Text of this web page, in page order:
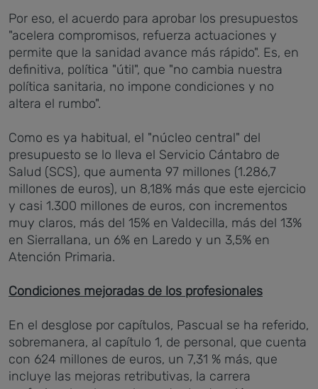
Por eso, el acuerdo para aprobar los presupuestos
"acelera compromisos, refuerza actuaciones y
permite que la sanidad avance más rápido". Es, en
definitiva, política "útil", que "no cambia nuestra
política sanitaria, no impone condiciones y no
altera el rumbo".
Como es ya habitual, el "núcleo central" del
presupuesto se lo lleva el Servicio Cántabro de
Salud (SCS), que aumenta 97 millones (1.286,7
millones de euros), un 8,18% más que este ejercicio
y casi 1.300 millones de euros, con incrementos
muy claros, más del 15% en Valdecilla, más del 13%
en Sierrallana, un 6% en Laredo y un 3,5% en
Atención Primaria.
Condiciones mejoradas de los profesionales
En el desglose por capítulos, Pascual se ha referido,
sobremanera, al capítulo 1, de personal, que cuenta
con 624 millones de euros, un 7,31 % más, que
incluye las mejoras retributivas, la carrera